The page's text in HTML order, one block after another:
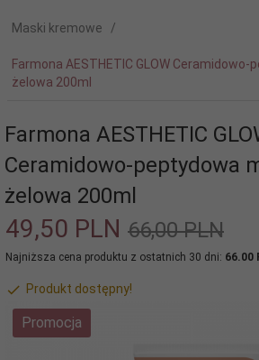
Maski kremowe
Farmona AESTHETIC GLOW
żelowa 200ml
Farmona AESTHETIC
Ceramidowo-peptydowa
żelowa 200ml
49,50 PLN 66,00 PLN
Najniższa cena produktu z ostatnich 30 dni: 66.00
Produkt dostępny!
Promocja